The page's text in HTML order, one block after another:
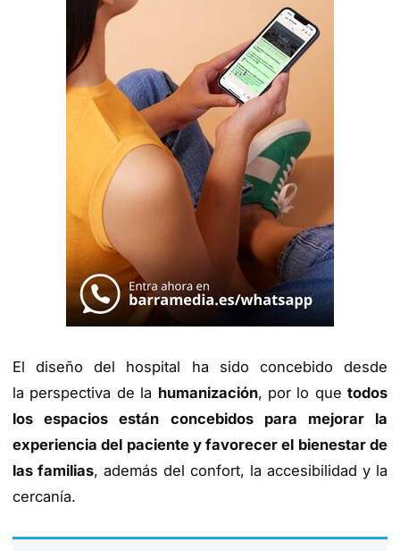
El diseño del hospital ha sido concebido desde
la perspectiva de la humanización, por lo que todos
los espacios están concebidos para mejorar la
experiencia del paciente y favorecer el bienestar de
las familias, además del confort, la accesibilidad y la
cercanía.